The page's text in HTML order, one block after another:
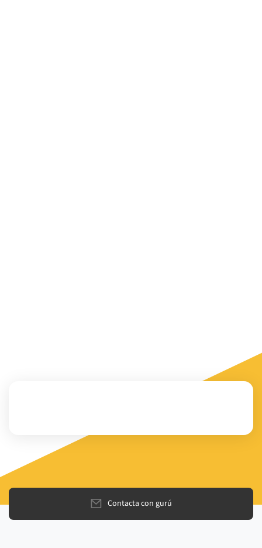
Contacta con gurú